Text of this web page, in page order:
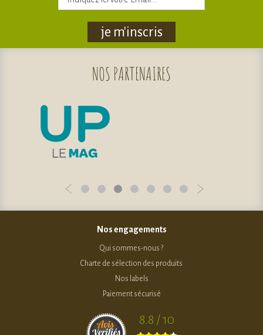
je m'inscris
NOS PARTENAIRES
Nos engagements
Qui sommes-nous ?
Charte de sélection des produits
Nos labels
Paiement sécurisé
8.8 / 10